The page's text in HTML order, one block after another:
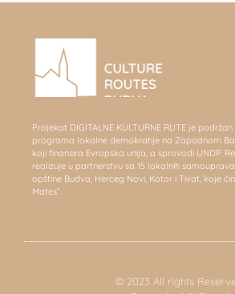
Projekat DIGITALNE KULTURNE RUTE je
programa lokalne demokratije na Zapadnom
koji finansira Evropska unija, a sprovodi UNDP.
realizuje u partnerstvu sa 15 lokalnih
opštine Budva, Herceg Novi, Kotor i Tivat, koje
Mates“.
© 2023 All rights